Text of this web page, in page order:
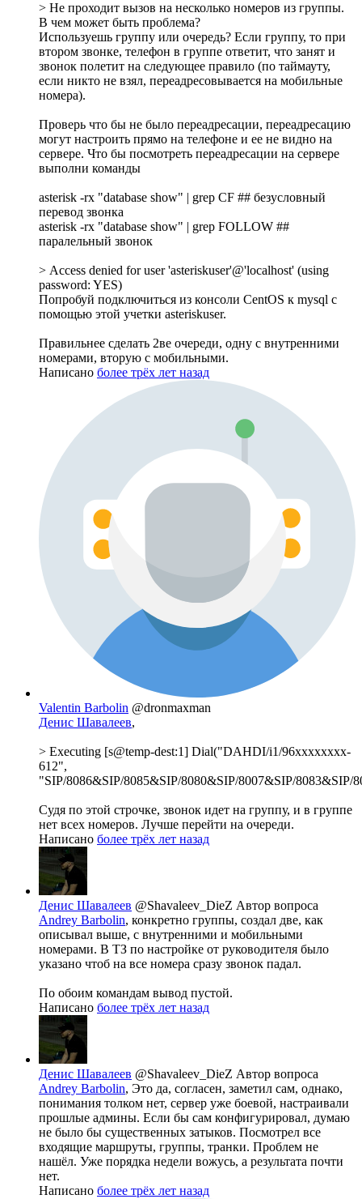
> Не проходит вызов на несколько номеров из группы.
В чем может быть проблема?
Используешь группу или очередь? Если группу, то при
втором звонке, телефон в группе ответит, что занят и
звонок полетит на следующее правило (по таймауту,
если никто не взял, переадресовывается на мобильные
номера).
Проверь что бы не было переадресации, переадресацию
могут настроить прямо на телефоне и ее не видно на
сервере. Что бы посмотреть переадресации на сервере
выполни команды
asterisk -rx "database show" | grep CF ## безусловный
перевод звонка
asterisk -rx "database show" | grep FOLLOW ##
паралельный звонок
> Access denied for user 'asteriskuser'@'localhost' (using
password: YES)
Попробуй подключиться из консоли CentOS к mysql с
помощью этой учетки asteriskuser.
Правильнее сделать 2ве очереди, одну с внутренними
номерами, вторую с мобильными.
Написано более трёх лет назад
Valentin Barbolin @dronmaxman
Денис Шавалеев,
> Executing [s@temp-dest:1] Dial("DAHDI/i1/96xxxxxxxx-
612",
"SIP/8086&SIP/8085&SIP/8080&SIP/8007&SIP/8083&SIP/
Судя по этой строчке, звонок идет на группу, и в группе
нет всех номеров. Лучше перейти на очереди.
Написано более трёх лет назад
Денис Шавалеев @Shavaleev_DieZ Автор вопроса
Andrey Barbolin, конкретно группы, создал две, как
описывал выше, с внутренними и мобильными
номерами. В ТЗ по настройке от руководителя было
указано чтоб на все номера сразу звонок падал.
По обоим командам вывод пустой.
Написано более трёх лет назад
Денис Шавалеев @Shavaleev_DieZ Автор вопроса
Andrey Barbolin, Это да, согласен, заметил сам, однако,
понимания толком нет, сервер уже боевой, настраивали
прошлые админы. Если бы сам конфигурировал, думаю
не было бы существенных затыков. Посмотрел все
входящие маршруты, группы, транки. Проблем не
нашёл. Уже порядка недели вожусь, а результата почти
нет.
Написано более трёх лет назад